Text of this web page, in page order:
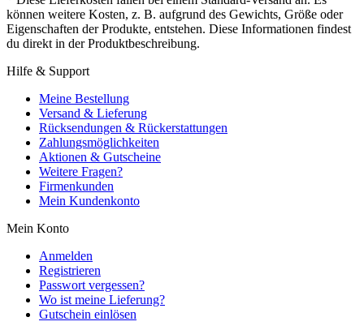
können weitere Kosten, z. B. aufgrund des Gewichts, Größe oder
Eigenschaften der Produkte, entstehen. Diese Informationen findest
du direkt in der Produktbeschreibung.
Hilfe & Support
Meine Bestellung
Versand & Lieferung
Rücksendungen & Rückerstattungen
Zahlungsmöglichkeiten
Aktionen & Gutscheine
Weitere Fragen?
Firmenkunden
Mein Kundenkonto
Mein Konto
Anmelden
Registrieren
Passwort vergessen?
Wo ist meine Lieferung?
Gutschein einlösen